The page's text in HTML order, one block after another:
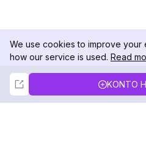
KONTO
We use cookies to improve your
how our service is used. Read